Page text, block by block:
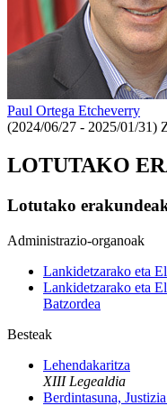
Paul Ortega Etcheverry
(2024/06/27 - 2025/01/31)
LOTUTAKO
Lotutako
Administrazio-organoak
Lankidetzarako eta
Lankidetzarako eta
Batzordea
Besteak
Lehendakaritza
XIII Legealdia
Berdintasuna,